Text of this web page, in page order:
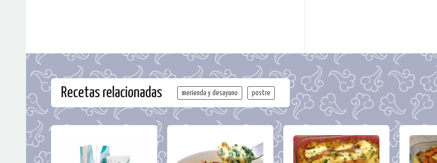
Recetas relacionadas merienda y desayuno postre